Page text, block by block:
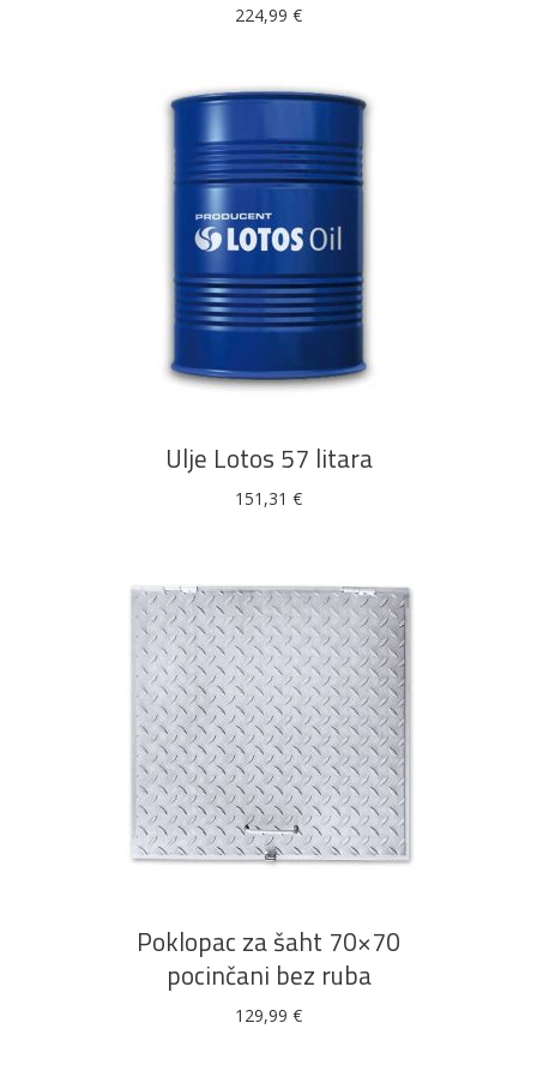
224,99 €
DODAJ U KOŠARICU
Ulje Lotos 57 litara
151,31 €
DODAJ U KOŠARICU
Poklopac za šaht 70×70
pocinčani bez ruba
129,99 €